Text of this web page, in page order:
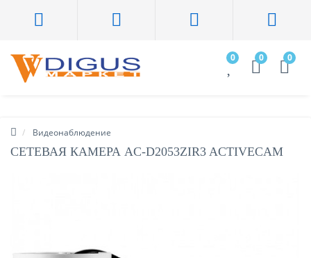
0 0 0
Видеонаблюдение
СЕТЕВАЯ КАМЕРА AC-D2053ZIR3 ACTIVECAM